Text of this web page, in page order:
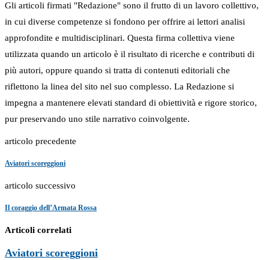
Gli articoli firmati "Redazione" sono il frutto di un lavoro collettivo,
in cui diverse competenze si fondono per offrire ai lettori analisi
approfondite e multidisciplinari. Questa firma collettiva viene
utilizzata quando un articolo è il risultato di ricerche e contributi di
più autori, oppure quando si tratta di contenuti editoriali che
riflettono la linea del sito nel suo complesso. La Redazione si
impegna a mantenere elevati standard di obiettività e rigore storico,
pur preservando uno stile narrativo coinvolgente.
articolo precedente
Aviatori scoreggioni
articolo successivo
Il coraggio dell’Armata Rossa
Articoli correlati
Aviatori scoreggioni